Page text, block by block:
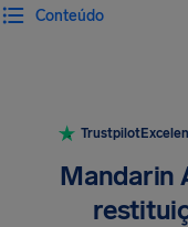
Conteúdo
Trustpilot
Mandarin